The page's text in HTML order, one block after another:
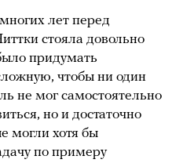
лет перед
стояла довольно
придумать
чтобы ни один
не мог самостоятельно
но и достаточно
могли хотя бы
по примеру